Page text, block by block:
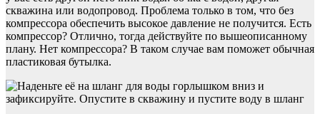
скважина или водопровод. Проблема только в том, что без
компрессора обеспечить высокое давление не получится. Есть
компрессор? Отлично, тогда действуйте по вышеописанному
плану. Нет компрессора? В таком случае вам поможет обычная
пластиковая бутылка.